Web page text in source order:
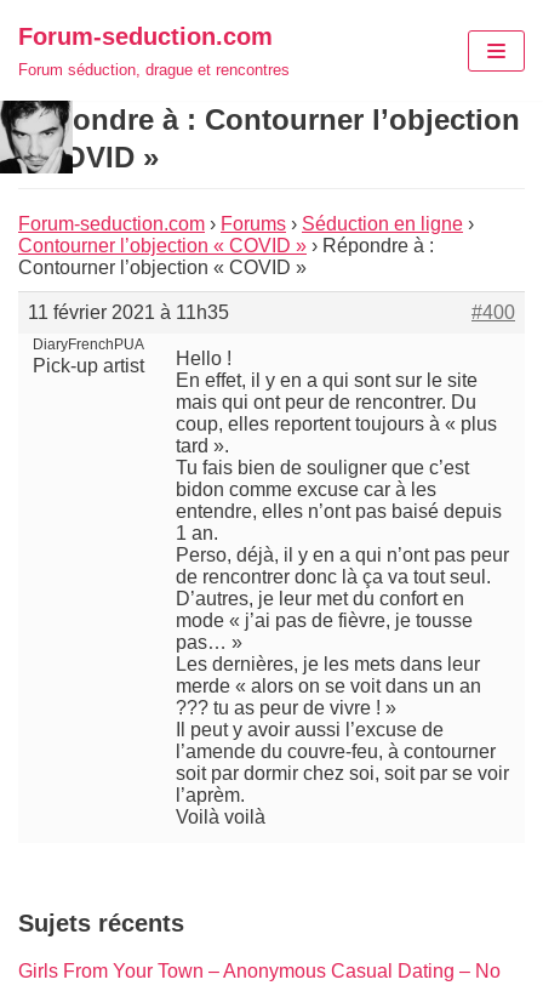
Aller
au
Forum-seduction.com
Forum séduction, drague et rencontres
Répondre à : Contourner l’objection
« COVID »
Forum-seduction.com › Forums › Séduction en ligne ›
Contourner l’objection « COVID » › Répondre à :
Contourner l’objection « COVID »
11 février 2021 à 11h35 #400
DiaryFrenchPUA
Pick-up artist
Hello !
En effet, il y en a qui sont sur le site
mais qui ont peur de rencontrer. Du
coup, elles reportent toujours à « plus
tard ».
Tu fais bien de souligner que c’est
bidon comme excuse car à les
entendre, elles n’ont pas baisé depuis
1 an.
Perso, déjà, il y en a qui n’ont pas peur
de rencontrer donc là ça va tout seul.
D’autres, je leur met du confort en
mode « j’ai pas de fièvre, je tousse
pas… »
Les dernières, je les mets dans leur
merde « alors on se voit dans un an
??? tu as peur de vivre ! »
Il peut y avoir aussi l’excuse de
l’amende du couvre-feu, à contourner
soit par dormir chez soi, soit par se voir
l’aprèm.
Voilà voilà
Sujets récents
Girls From Your Town – Anonymous Casual Dating – No